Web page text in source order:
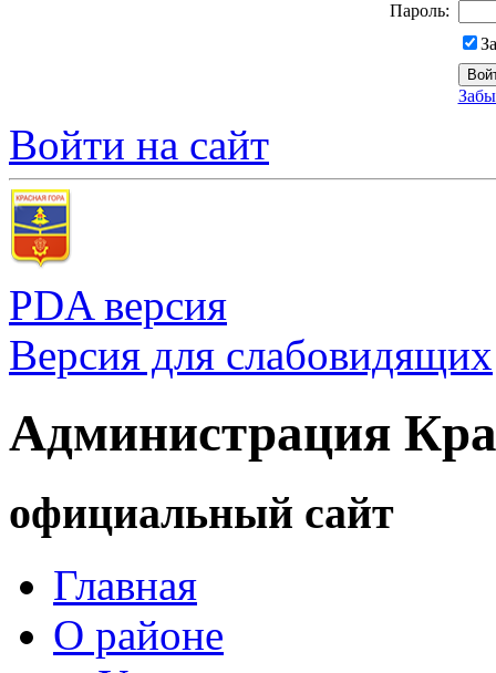
Пароль:
Войти на сайт
PDA версия
Версия для слабовидящих
Администрация
официальный сайт
Главная
О районе